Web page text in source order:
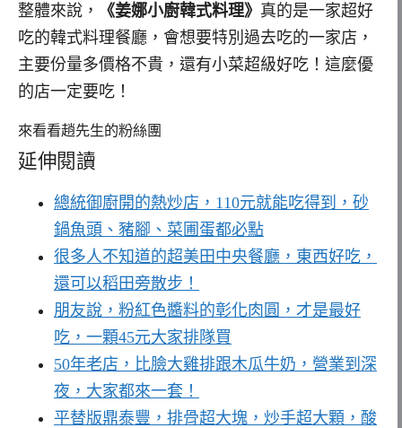
整體來說， 《姜娜小廚韓式料理》 真的是一家超好
吃的韓式料理餐廳，會想要特別過去吃的一家店，
主要份量多價格不貴，還有小菜超級好吃！這麼優
的店一定要吃！
來看看趙先生的粉絲團
延伸閱讀
總統御廚開的熱炒店，110元就能吃得到，砂
鍋魚頭、豬腳、菜圃蛋都必點
很多人不知道的超美田中央餐廳，東西好吃，
還可以稻田旁散步！
朋友說，粉紅色醬料的彰化肉圓，才是最好
吃，一顆45元大家排隊買
50年老店，比臉大雞排跟木瓜牛奶，營業到深
夜，大家都來一套！
平替版鼎泰豐，排骨超大塊，炒手超大顆，酸